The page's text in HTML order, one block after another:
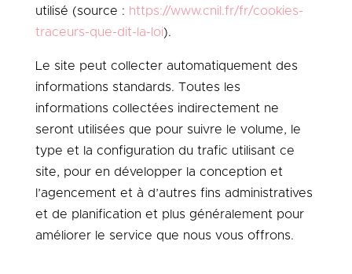
utilisé (source : https://www.cnil.fr/fr/cookies-
traceurs-que-dit-la-loi).
Le site peut collecter automatiquement des
informations standards. Toutes les
informations collectées indirectement ne
seront utilisées que pour suivre le volume, le
type et la configuration du trafic utilisant ce
site, pour en développer la conception et
l’agencement et à d’autres fins administratives
et de planification et plus généralement pour
améliorer le service que nous vous offrons.